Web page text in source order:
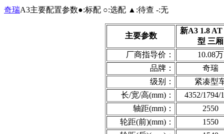
奇瑞A3主要配置参数●:标配 ○:选配 ▲:待查 -:无
主要参数
新A3 1.8
型 三厢
厂商指导价：
10.08万
品牌：
奇瑞
级别：
紧凑型
长/宽/高(mm)：
4352/1794/
轴距(mm)：
2550
轮距(前)(mm)：
1550